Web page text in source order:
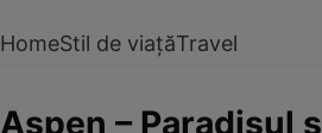
HomeStil de viațăTravel
Aspen – Paradisul